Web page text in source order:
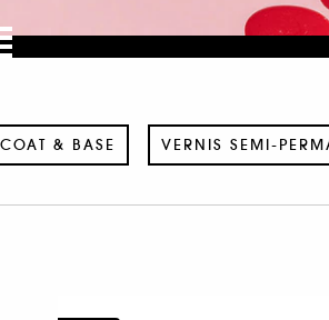
& BASE VERNIS SEMI-